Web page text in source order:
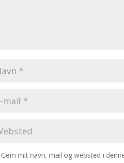
Gem mit navn, mail og websted i